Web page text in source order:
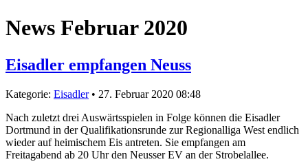
News Februar 2020
Eisadler empfangen Neuss
Kategorie: Eisadler• 27. Februar 2020 08:48
Nach zuletzt drei Auswärtsspielen in Folge können die Eisadler
Dortmund in der Qualifikationsrunde zur Regionalliga West endlich
wieder auf heimischem Eis antreten. Sie empfangen am
Freitagabend ab 20 Uhr den Neusser EV an der Strobelallee.